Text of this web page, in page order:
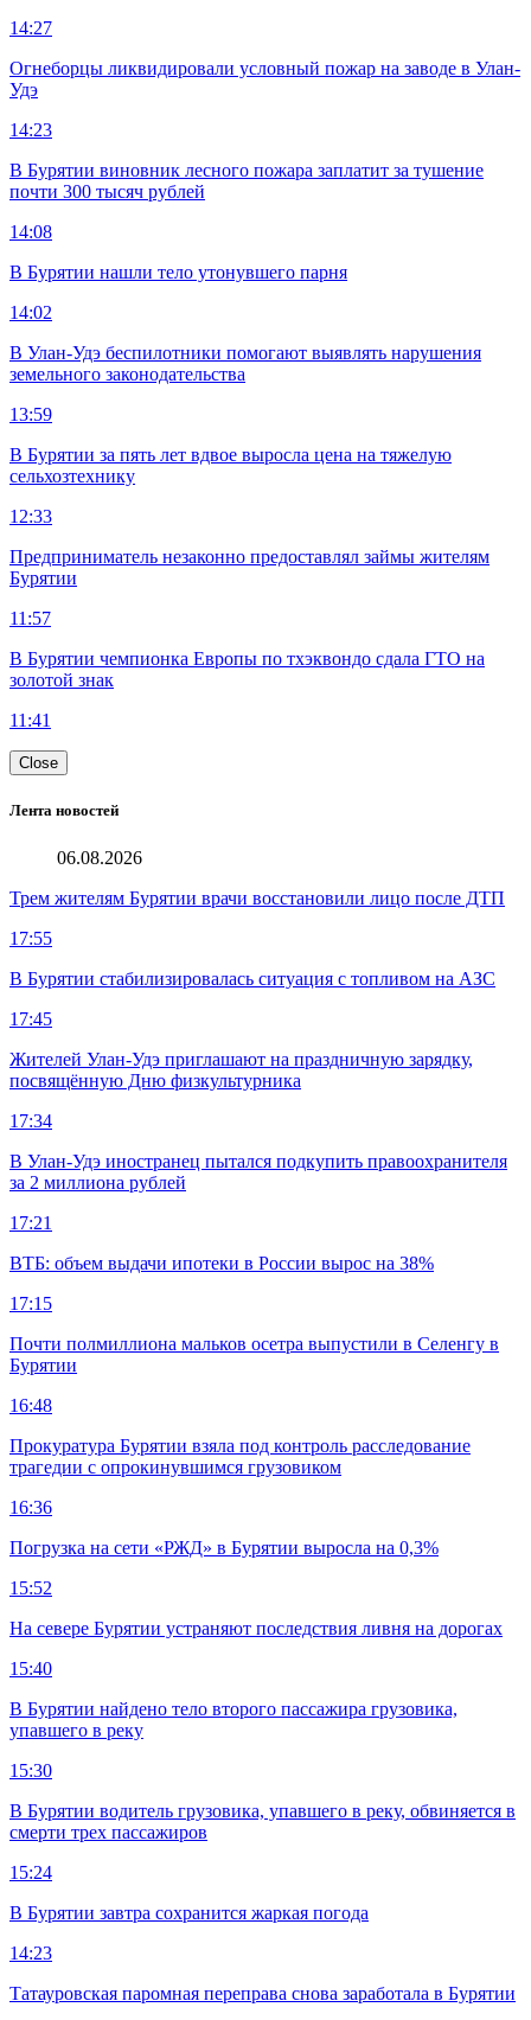
14:27
Огнеборцы ликвидировали условный пожар на заводе в Улан-
Удэ
14:23
В Бурятии виновник лесного пожара заплатит за тушение
почти 300 тысяч рублей
14:08
В Бурятии нашли тело утонувшего парня
14:02
В Улан-Удэ беспилотники помогают выявлять нарушения
земельного законодательства
13:59
В Бурятии за пять лет вдвое выросла цена на тяжелую
сельхозтехнику
12:33
Предприниматель незаконно предоставлял займы жителям
Бурятии
11:57
В Бурятии чемпионка Европы по тхэквондо сдала ГТО на
золотой знак
11:41
Close
Лента новостей
06.08.2026
Трем жителям Бурятии врачи восстановили лицо после ДТП
17:55
В Бурятии стабилизировалась ситуация с топливом на АЗС
17:45
Жителей Улан-Удэ приглашают на праздничную зарядку,
посвящённую Дню физкультурника
17:34
В Улан-Удэ иностранец пытался подкупить правоохранителя
за 2 миллиона рублей
17:21
ВТБ: объем выдачи ипотеки в России вырос на 38%
17:15
Почти полмиллиона мальков осетра выпустили в Селенгу в
Бурятии
16:48
Прокуратура Бурятии взяла под контроль расследование
трагедии с опрокинувшимся грузовиком
16:36
Погрузка на сети «РЖД» в Бурятии выросла на 0,3%
15:52
На севере Бурятии устраняют последствия ливня на дорогах
15:40
В Бурятии найдено тело второго пассажира грузовика,
упавшего в реку
15:30
В Бурятии водитель грузовика, упавшего в реку, обвиняется в
смерти трех пассажиров
15:24
В Бурятии завтра сохранится жаркая погода
14:23
Татауровская паромная переправа снова заработала в Бурятии